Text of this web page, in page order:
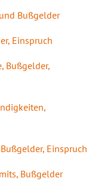
Bußgelder
Einspruch
Bußgelder,
Einspruch
Bußgelder